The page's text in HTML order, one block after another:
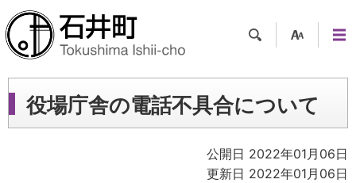
ツー
ル
ュー
役場庁舎の電話不具合について
公開日 2022年01月06日
更新日 2022年01月06日